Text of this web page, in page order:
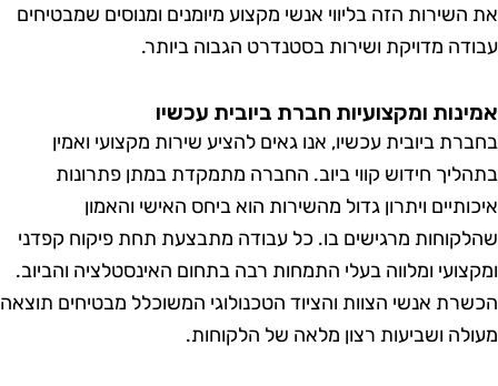
הזה בליווי אנשי מקצוע מיומנים ומנוסים שמבטיחים
מדויקת ושירות בסטנדרט הגבוה ביותר.
ומקצועיות חברת ביובית עכשיו
ביובית עכשיו, אנו גאים להציע שירות מקצועי ואמין
חידוש קווי ביוב. החברה מתמקדת במתן פתרונות
ויתרון גדול מהשירות הוא ביחס האישי והאמון
מרגישים בו. כל עבודה מתבצעת תחת פיקוח קפדני
ומלווה בעלי התמחות רבה בתחום האינסטלציה והביוב.
אנשי הצוות והציוד הטכנולוגי המשוכלל מבטיחים תוצאה
ושביעות רצון מלאה של הלקוחות.